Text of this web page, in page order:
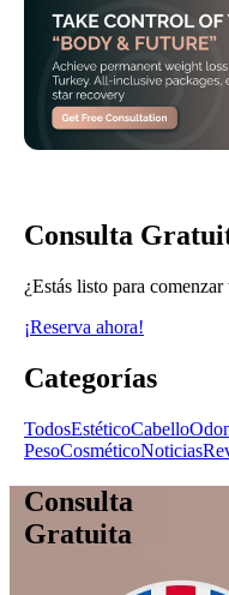
Consulta
¿Estás listo para
¡Reserva ahora!
Categorías
TodosEstéticoCabello
PesoCosméticoNoticias
Consulta
Gratuita